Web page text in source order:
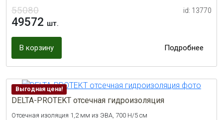
55080
49572 шт.
id: 13770
В корзину Подробнее
Выгодная цена!
DELTA-PROTEKT отсечная гидроизоляция
Отсечная изоляция 1,2 мм из ЭВА, 700 Н/5 см